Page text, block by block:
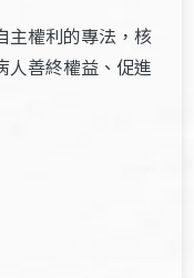
主權利的專法，核
人善終權益、促進